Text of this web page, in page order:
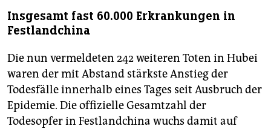
Insgesamt fast 60.000 Erkrankungen in
Festlandchina
Die nun vermeldeten 242 weiteren Toten in Hubei
waren der mit Abstand stärkste Anstieg der
Todesfälle innerhalb eines Tages seit Ausbruch der
Epidemie. Die offizielle Gesamtzahl der
Todesopfer in Festlandchina wuchs damit auf